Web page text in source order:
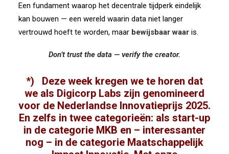
Een fundament waarop het decentrale tijdperk eindelijk
kan bouwen — een wereld waarin data niet langer
vertrouwd hoeft te worden, maar bewijsbaar waar is.
Don’t trust the data — verify the creator.
*) Deze week kregen we te horen dat
we als Digicorp Labs zijn genomineerd
voor de Nederlandse Innovatieprijs 2025.
En zelfs in twee categorieën: als start-up
in de categorie MKB en – interessanter
nog – in de categorie Maatschappelijk